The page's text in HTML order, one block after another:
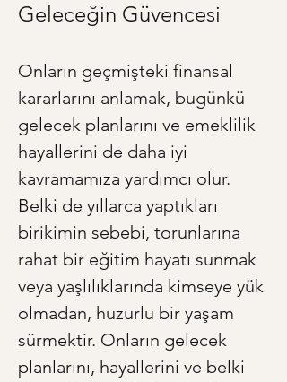
Geleceğin Güvencesi
Onların geçmişteki finansal
kararlarını anlamak, bugünkü
gelecek planlarını ve emeklilik
hayallerini de daha iyi
kavramamıza yardımcı olur.
Belki de yıllarca yaptıkları
birikimin sebebi, torunlarına
rahat bir eğitim hayatı sunmak
veya yaşlılıklarında kimseye yük
olmadan, huzurlu bir yaşam
sürmektir. Onların gelecek
planlarını, hayallerini ve belki